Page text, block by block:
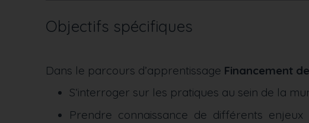
Objectifs spécifiques
Dans le parcours d’apprentissage Financement
S‘interroger sur les pratiques au sein de la
Prendre connaissance de différents